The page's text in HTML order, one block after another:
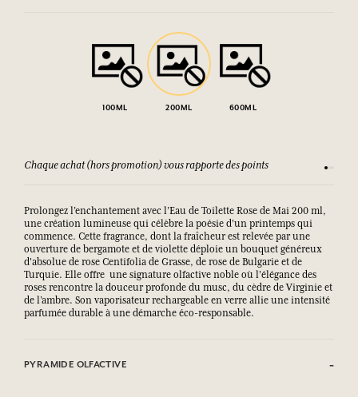
100ML 200ML 600ML
Chaque achat (hors promotion) vous rapporte des points
Prolongez l’enchantement avec l’Eau de Toilette Rose de Mai 200 ml,
une création lumineuse qui célèbre la poésie d'un printemps qui
commence. Cette fragrance, dont la fraîcheur est relevée par une
ouverture de bergamote et de violette déploie un bouquet généreux
d'absolue de rose Centifolia de Grasse, de rose de Bulgarie et de
Turquie. Elle offre une signature olfactive noble où l'élégance des
roses rencontre la douceur profonde du musc, du cèdre de Virginie et
de l’ambre. Son vaporisateur rechargeable en verre allie une intensité
parfumée durable à une démarche éco-responsable.
PYRAMIDE OLFACTIVE